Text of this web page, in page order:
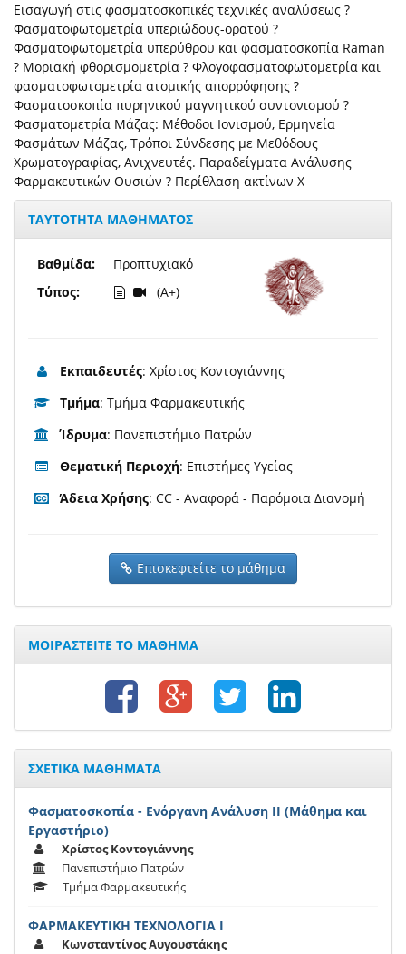
Εισαγωγή στις φασματοσκοπικές τεχνικές αναλύσεως ?
Φασματοφωτομετρία υπεριώδους-ορατού ?
Φασματοφωτομετρία υπερύθρου και φασματοσκοπία Raman
? Μοριακή φθορισμομετρία ? Φλογοφασματοφωτομετρία και
φασματοφωτομετρία ατομικής απορρόφησης ?
Φασματοσκοπία πυρηνικού μαγνητικού συντονισμού ?
Φασματομετρία Mάζας: Μέθοδοι Ιονισμού, Ερμηνεία
Φασμάτων Μάζας, Τρόποι Σύνδεσης με Μεθόδους
Χρωματογραφίας, Ανιχνευτές. Παραδείγματα Ανάλυσης
Φαρμακευτικών Ουσιών ? Περίθλαση ακτίνων Χ
ΤΑΥΤΟΤΗΤΑ ΜΑΘΗΜΑΤΟΣ
Βαθμίδα:
Τύπος:
Προπτυχιακό
(A+)
Εκπαιδευτές: Χρίστος Κοντογιάννης
Τμήμα: Τμήμα Φαρμακευτικής
Ίδρυμα: Πανεπιστήμιο Πατρών
Θεματική Περιοχή: Επιστήμες Υγείας
Άδεια Χρήσης: CC - Αναφορά - Παρόμοια Διανομή
Επισκεφτείτε το μάθημα
ΜΟΙΡΑΣΤΕΙΤΕ ΤΟ ΜΑΘΗΜΑ
ΣΧΕΤΙΚΑ ΜΑΘΗΜΑΤΑ
Φασματοσκοπία - Ενόργανη Ανάλυση ΙΙ (Μάθημα και
Εργαστήριο)
Χρίστος Κοντογιάννης
Πανεπιστήμιο Πατρών
Τμήμα Φαρμακευτικής
ΦΑΡΜΑΚΕΥΤΙΚΗ ΤΕΧΝΟΛΟΓΙΑ Ι
Κωνσταντίνος Αυγουστάκης